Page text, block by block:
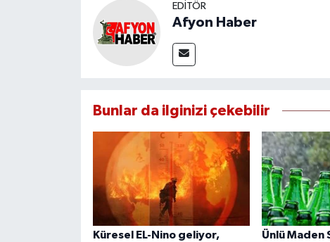
EDITÖR
Afyon Haber
Bunlar da ilginizi çekebilir
Küresel EL-Nino geliyor,
Ünlü Maden